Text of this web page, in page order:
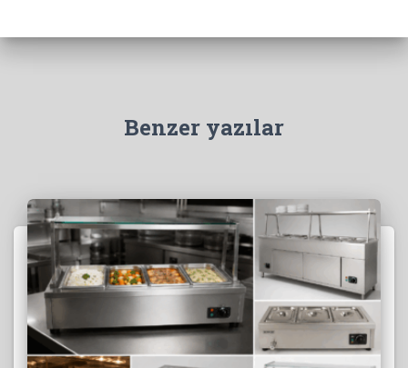
Benzer yazılar